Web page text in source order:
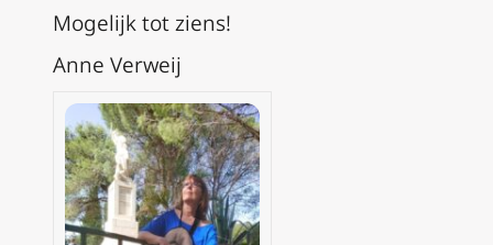
Mogelijk tot ziens!
Anne Verweij